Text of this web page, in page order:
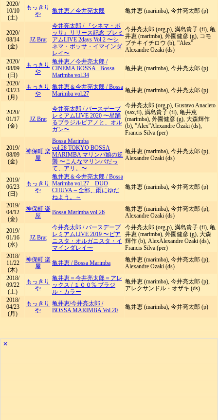
2020/
10/10
(土)
もっきり
や
亀井恵／今井亮太郎 亀井恵 (marimba), 今井亮太郎 (p)
2020/
08/14
(金)
JZ Brat
今井亮太郎 /
『シネマ・ボ
ッサ』リリース記念 プレミ
アムLIVE 2days Vol.2 〜シ
ネマ・ボッサ・イマインダ
レイ〜
今井亮太郎 (org,p), 満島貴子 (fl), 亀
井恵 (marimba), 外園健彦 (g), コモ
ブチキイチロウ (b), ”Alex”
Alexandre Ozaki (ds)
2020/
08/09
(日)
もっきり
や
亀井恵／今井亮太郎 /
CINEMA BOSSA...Bossa
Marimba vol.34
亀井恵 (marimba), 今井亮太郎 (p)
2020/
03/23
(月)
もっきり
や
亀井恵＆今井亮太郎 /Bossa
Marimba vol.27
亀井恵 (marimba), 今井亮太郎 (p)
2020/
01/17
(金)
JZ Brat
今井亮太郎 /バースデープ
レミアムLIVE 2020 〜星踊
るブラジルピアノと、オル
ガン〜
今井亮太郎 (org,p), Gustavo Anacleto
(sax,fl), 満島貴子 (fl), 亀井恵
(marimba), 外園健彦 (g), 大森輝作
(b), ”Alex”Alexandre Ozaki (ds),
Francis Silva (per)
2019/
08/09
(金)
神保町 楽
屋
Bossa Marimba
vol.28 TOKYO BOSSA
MARIMBA マリンバ娘の逆
襲 〜こんなマリンバだっ
て、アリ。〜
亀井恵 (marimba), 今井亮太郎 (p),
Alexandre Ozaki (ds)
2019/
06/23
(日)
もっきり
や
亀井恵＆今井亮太郎 /Bossa
Marimba vol.27 DUO
CHUVA～全部、雨にゆだ
ねよう。～
亀井恵 (marimba), 今井亮太郎 (p)
2019/
04/12
(金)
神保町 楽
屋
Bossa Marimba vol.26
亀井恵 (marimba), 今井亮太郎 (p),
Alexandre Ozaki (ds)
2019/
01/16
(水)
JZ Brat
今井亮太郎 /バースデープ
レミアムLIVE 2019 〜ピア
ニスタ・オルガニスタ・イ
マインダレイ〜
今井亮太郎 (org,p), 満島貴子 (fl), 亀
井恵 (marimba), 外園健彦 (g), 大森
輝作 (b), AlexAlexandre Ozaki (ds),
Francis Silva (per)
2018/
11/22
(木)
神保町 楽
屋
亀井恵 /Bossa Marimba
亀井恵 (marimba), 今井亮太郎 (p),
Alexandre Ozaki (ds)
2018/
09/22
(土)
もっきり
や
亀井恵＝今井亮太郎＝アレ
ックス / １００% ブラジ
ル・カラー
亀井恵 (marimba), 今井亮太郎 (p),
アレクサンドル・オザキ (ds)
2018/
04/23
(月)
もっきり
や
亀井恵/今井亮太郎 /
BOSSA MARIMBA Vol.20
亀井恵 (marimba), 今井亮太郎 (p)
✕